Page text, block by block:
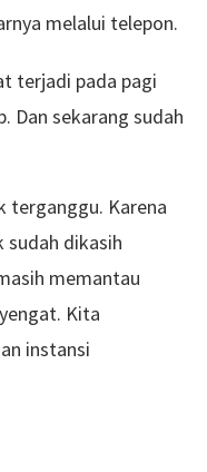
melalui telepon.
terjadi pada pagi
Dan sekarang sudah
terganggu. Karena
sudah dikasih
memantau
Kita
instansi